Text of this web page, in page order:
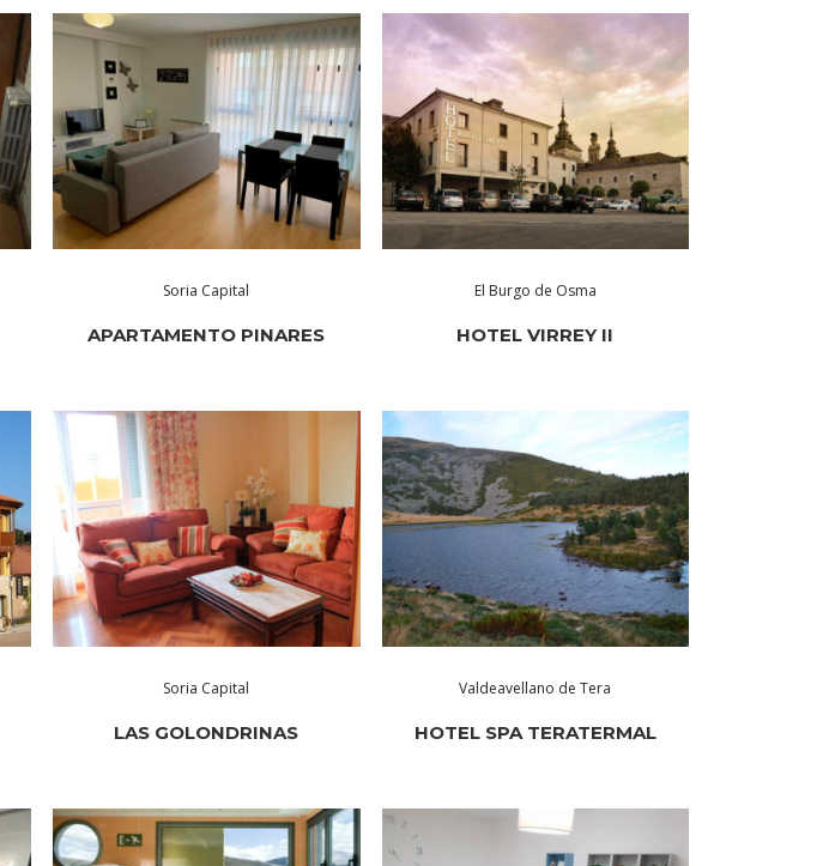
Soria Capital
APARTAMENTO PINARES
El Burgo de Osma
HOTEL VIRREY II
Soria Capital
LAS GOLONDRINAS
Valdeavellano de Tera
HOTEL SPA TERATERMAL